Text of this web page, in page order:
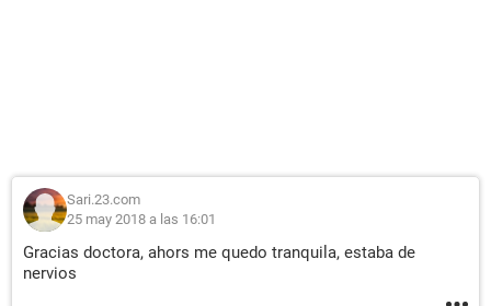
Sari.23.com
25 may 2018 a las 16:01
Gracias doctora, ahors me quedo tranquila, estaba de
nervios